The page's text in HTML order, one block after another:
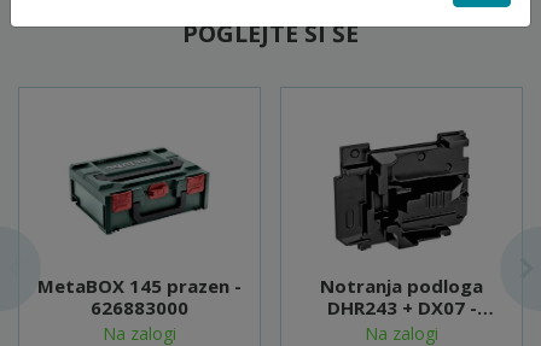
POGLEJTE SI ŠE
MetaBOX 145 prazen -
626883000
Na zalogi
Notranja podloga
DHR243 + DX07 -
835A31-4
Na zalogi